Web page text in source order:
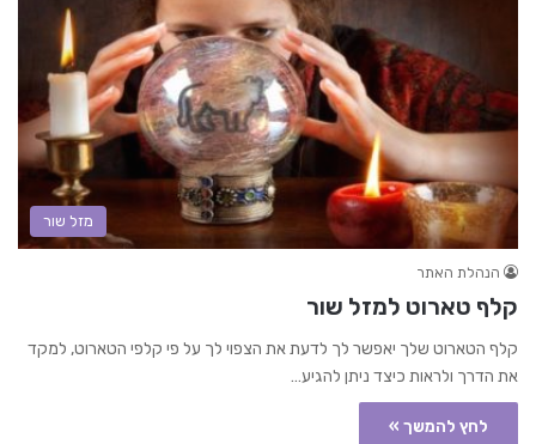
מזל שור
הנהלת האתר
קלף טארוט למזל שור
קלף הטארוט שלך יאפשר לך לדעת את הצפוי לך על פי קלפי הטארוט, למקד
את הדרך ולראות כיצד ניתן להגיע…
לחץ להמשך »